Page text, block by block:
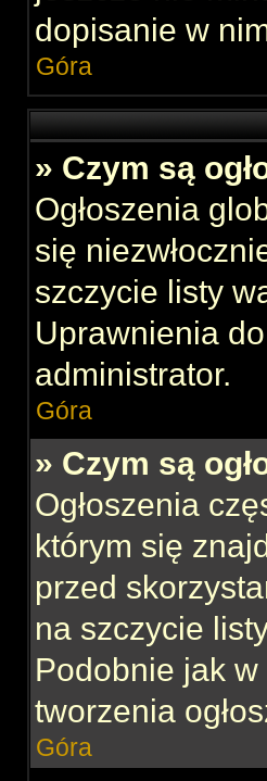
dopisanie w
Góra
» Czym są
Ogłoszenia
się
szczycie listy
Uprawnienia
administrator.
Góra
» Czym są
Ogłoszenia
którym się
przed
na szczycie
Podobnie jak
tworzenia
Góra